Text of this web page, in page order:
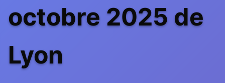
octobre 2025 de
Lyon